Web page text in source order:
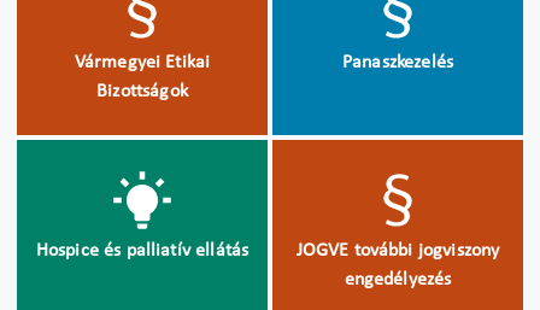
Vármegyei Etikai
Bizottságok
Panaszkezelés
Hospice és palliatív ellátás
JOGVE további jogviszony
engedélyezés